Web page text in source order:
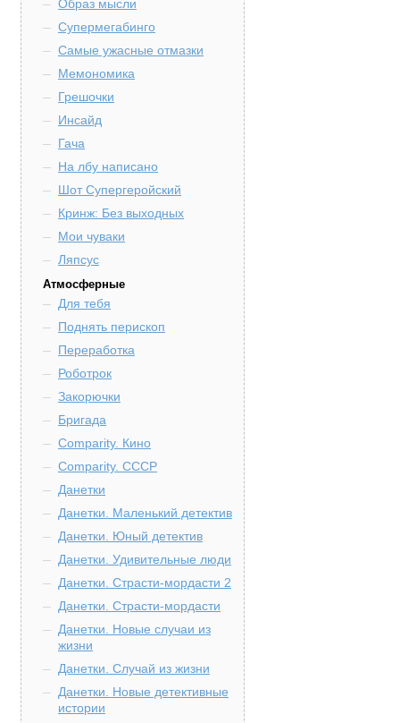
Образ мысли
Супермегабинго
Самые ужасные отмазки
Мемономика
Грешочки
Инсайд
Гача
На лбу написано
Шот Супергеройский
Кринж: Без выходных
Мои чуваки
Ляпсус
Атмосферные
Для тебя
Поднять перископ
Переработка
Роботрок
Закорючки
Бригада
Comparity. Кино
Comparity. СССР
Данетки
Данетки. Маленький детектив
Данетки. Юный детектив
Данетки. Удивительные люди
Данетки. Страсти-мордасти 2
Данетки. Страсти-мордасти
Данетки. Новые случаи из
жизни
Данетки. Случай из жизни
Данетки. Новые детективные
истории